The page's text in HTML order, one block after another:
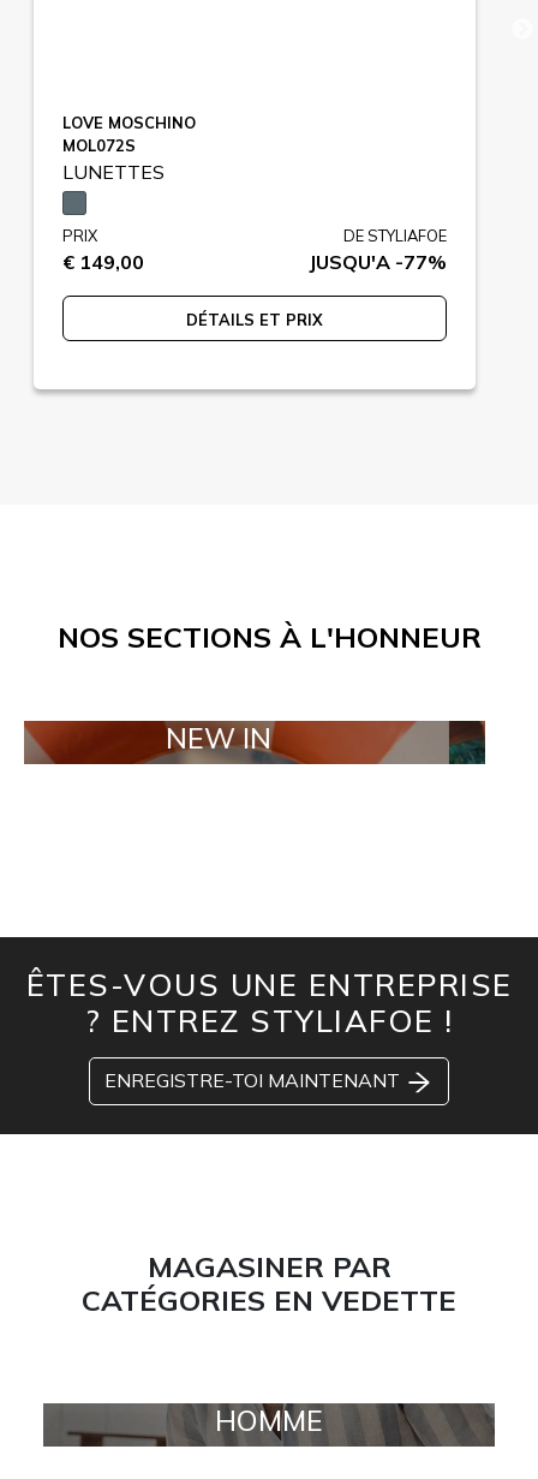
LOVE MOSCHINO
MOL072S
LUNETTES
PRIX
€ 149,00
DE STYLIAFOE
JUSQU'A -77%
DÉTAILS ET PRIX
NOS SECTIONS À L'HONNEUR
NEW IN
ÊTES-VOUS UNE ENTREPRISE
? ENTREZ STYLIAFOE !
ENREGISTRE-TOI MAINTENANT
MAGASINER PAR
CATÉGORIES EN VEDETTE
HOMME